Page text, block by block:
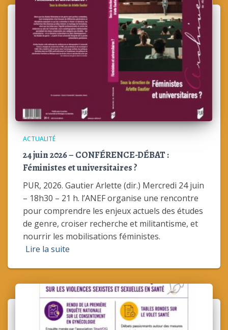
ACTUALITÉ
24 juin 2026 – CONFÉRENCE-DÉBAT :
Féministes et universitaires ?
PUR, 2026. Gautier Arlette (dir.) Mercredi 24 juin
– 18h30 – 21 h. l’ANEF organise une rencontre
pour comprendre les enjeux actuels des études
de genre, croiser recherche et militantisme, et
nourrir les mobilisations féministes.
Lire la suite